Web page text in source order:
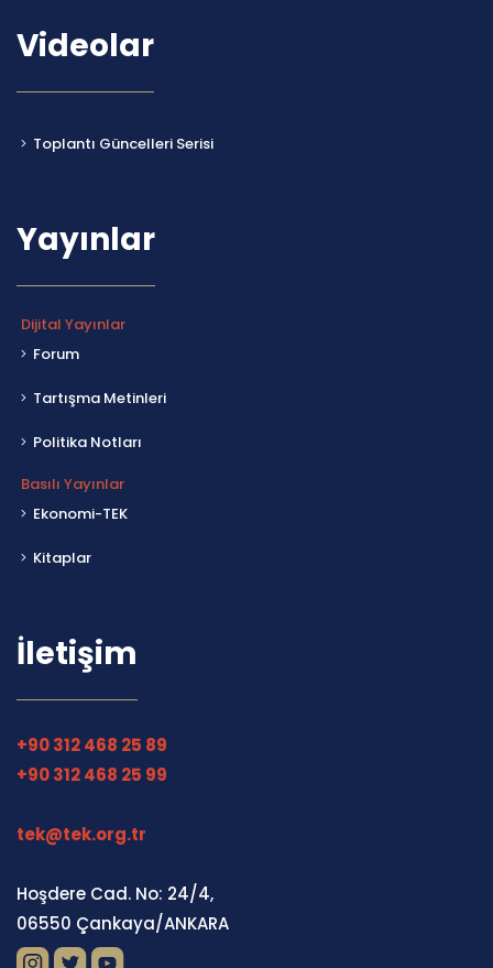
Videolar
Toplantı Güncelleri Serisi
Yayınlar
Dijital Yayınlar
Forum
Tartışma Metinleri
Politika Notları
Basılı Yayınlar
Ekonomi-TEK
Kitaplar
İletişim
+90 312 468 25 89
+90 312 468 25 99
tek@tek.org.tr
Hoşdere Cad. No: 24/4,
06550 Çankaya/ANKARA